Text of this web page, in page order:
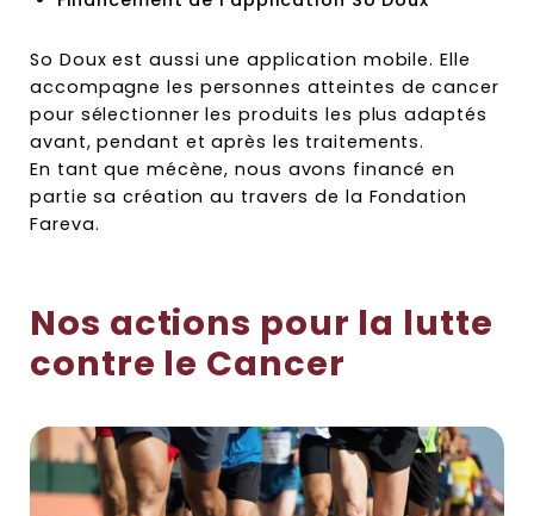
So Doux est aussi une application mobile. Elle
accompagne les personnes atteintes de cancer
pour sélectionner les produits les plus adaptés
avant, pendant et après les traitements.
En tant que mécène, nous avons financé en
partie sa création au travers de la Fondation
Fareva.
Nos actions pour la lutte
contre le Cancer